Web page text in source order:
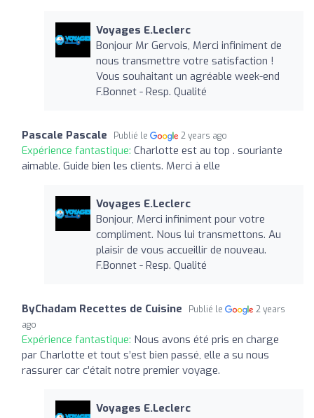
Voyages E.Leclerc
Bonjour Mr Gervois, Merci infiniment de
nous transmettre votre satisfaction !
Vous souhaitant un agréable week-end
F.Bonnet - Resp. Qualité
Pascale Pascale Publié le 2 years ago
Expérience fantastique: Charlotte est au top . souriante
aimable. Guide bien les clients. Merci à elle
Voyages E.Leclerc
Bonjour, Merci infiniment pour votre
compliment. Nous lui transmettons. Au
plaisir de vous accueillir de nouveau.
F.Bonnet - Resp. Qualité
ByChadam Recettes de Cuisine Publié le
2 years
ago
Expérience fantastique: Nous avons été pris en charge
par Charlotte et tout s’est bien passé, elle a su nous
rassurer car c’était notre premier voyage.
Voyages E.Leclerc